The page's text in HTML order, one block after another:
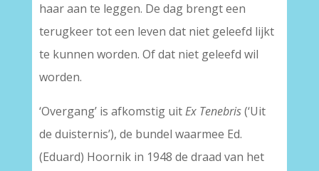
haar aan te leggen. De dag brengt een
terugkeer tot een leven dat niet geleefd lijkt
te kunnen worden. Of dat niet geleefd wil
worden.
‘Overgang’ is afkomstig uitEx Tenebris(‘Uit
de duisternis’), de bundel waarmee Ed.
(Eduard) Hoornik in 1948 de draad van het